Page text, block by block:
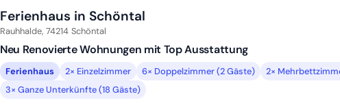
Ferienhaus in Schöntal
Rauhhalde, 74214 Schöntal
Neu Renovierte Wohnungen mit Top Ausstattung
Ferienhaus 2× Einzelzimmer 6× Doppelzimmer (2 Gäste)
2×
3× Ganze Unterkünfte (18 Gäste)